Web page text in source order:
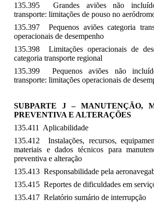
135.395 Grandes aviões não
transporte: limitações de pouso no
135.397 Pequenos aviões categoria
operacionais de desempenho
135.398 Limitações operacionais de
categoria transporte regional
135.399 Pequenos aviões não
transporte: limitações operacionais de
SUBPARTE J – MANUTENÇÃO,
PREVENTIVA E ALTERAÇÕES
135.411 Aplicabilidade
135.412 Instalações, recursos,
materiais e dados técnicos para
preventiva e alteração
135.413 Responsabilidade pela
135.415 Reportes de dificuldades em
135.417 Relatório sumário de interrupção